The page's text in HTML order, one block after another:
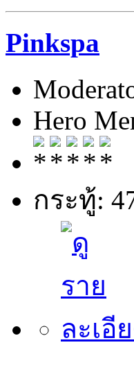
Pinkspa
Hero
กระทู้: